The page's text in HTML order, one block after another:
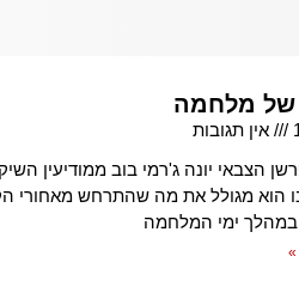
של מלחמה
אין תגובות
הצבאי יונה ג'רמי בוב ממודיעין
הוא מגולל את מה שהתרחש מאחורי
במהלך ימי המלחמה
»